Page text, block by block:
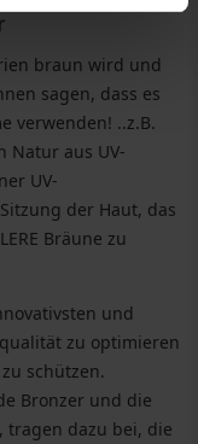
braun wird und
sagen, dass es
verwenden! ..z.B.
Natur aus UV-
UV-
der Haut, das
Bräune zu
und
zu optimieren
schützen.
Bronzer und die
tragen dazu bei, die